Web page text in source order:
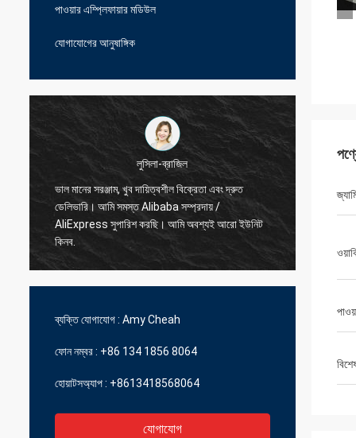
পাওয়ার এম্প্লিফায়ার মডিউল
যোগাযোগের আনুষাঙ্গিক
হামাদিভো-ফ্রান্স
সেরা বিক্রেতা, ভাল লেনদেন এবং দ্রুত ডেলিভারি সময়
দ্রুত
ব্যক্তি যোগাযোগ : Amy Cheah
ফোন নম্বর : +86 134 1856 8064
হোয়াটসঅ্যাপ : +8613418568064
যোগাযোগ